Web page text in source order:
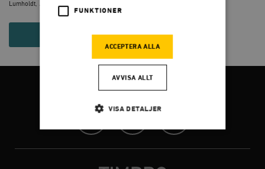
Lumholdt, JAN S�...
FÖLJ OSS
FUNKTIONER
ACCEPTERA ALLA
AVVISA ALLT
VISA DETALJER